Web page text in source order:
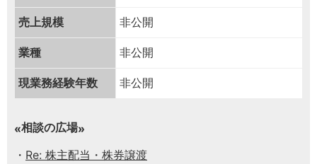
売上規模 非公開
業種 非公開
現業務経験年数 非公開
相談の広場
Re: 株主配当・株券譲渡